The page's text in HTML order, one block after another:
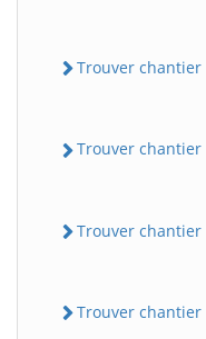
Trouver chantier
Trouver chantier
Trouver chantier
Trouver chantier